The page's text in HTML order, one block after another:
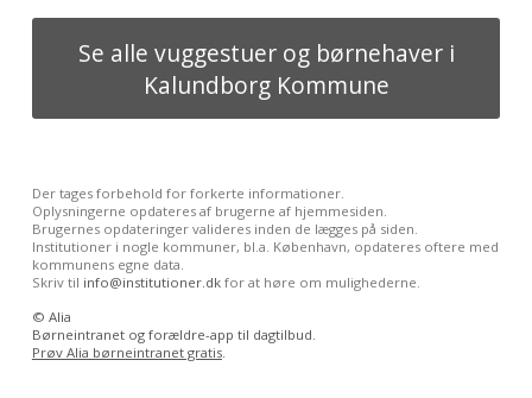
Se alle vuggestuer og børnehaver i
Kalundborg Kommune
Der tages forbehold for forkerte informationer.
Oplysningerne opdateres af brugerne af hjemmesiden.
Brugernes opdateringer valideres inden de lægges på siden.
Institutioner i nogle kommuner, bl.a. København, opdateres oftere med
kommunens egne data.
Skriv til info@institutioner.dkfor at høre om mulighederne.
© Alia
Børneintranet og forældre-app til dagtilbud.
Prøv Alia børneintranet gratis.